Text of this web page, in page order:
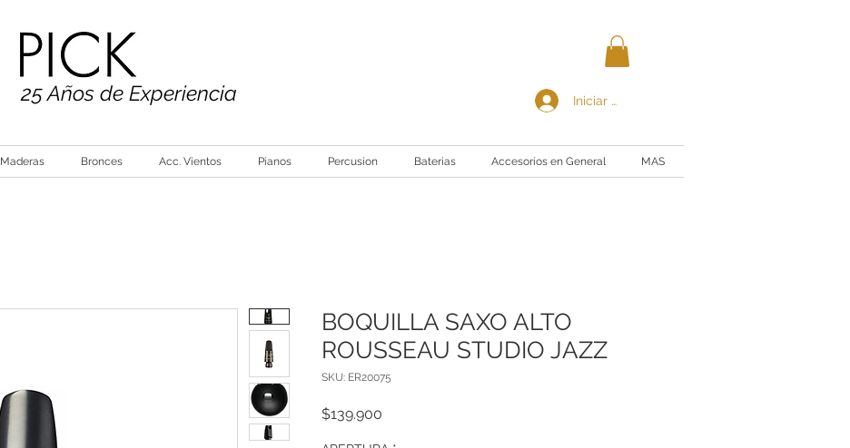
25 Años de Experiencia Iniciar sesión
Maderas Bronces Acc. Vientos Pianos Percusion Baterias Accesorios en General MAS
BOQUILLA SAXO ALTO
ROUSSEAU STUDIO JAZZ
SKU: ER20075
$139.900